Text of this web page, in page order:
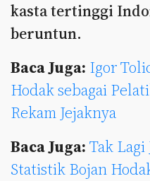
kasta tertinggi
beruntun.
Baca Juga: Igor
Hodak sebagai
Rekam Jejaknya
Baca Juga: Tak
Statistik Bojan